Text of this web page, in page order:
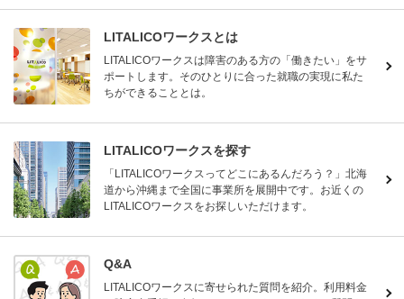
LITALICOワークスとは
LITALICOワークスは障害のある方の「働きたい」をサ
ポートします。そのひとりに合った就職の実現に私た
ちができることとは。
LITALICOワークスを探す
「LITALICOワークスってどこにあるんだろう？」北海
道から沖縄まで全国に事業所を展開中です。お近くの
LITALICOワークスをお探しいただけます。
Q&A
LITALICOワークスに寄せられた質問を紹介。利用料金